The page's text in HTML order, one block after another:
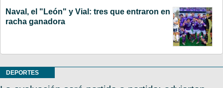
Naval, el "León" y Vial: tres que entraron en
racha ganadora
DEPORTES